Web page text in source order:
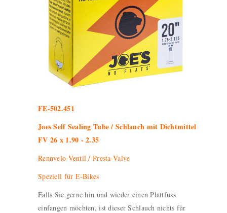
FE-502.451
Joes Self Sealing Tube / Schlauch mit Dichtmittel
FV 26 x 1.90 - 2.35
Rennvelo-Ventil / Presta-Valve
Speziell für E-Bikes
Falls Sie gerne hin und wieder einen Plattfuss
einfangen möchten, ist dieser Schlauch nichts für